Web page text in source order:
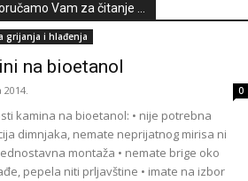
Vam za čitanje ...
grijanja i hlađenja
na bioetanol
2014. 0
kamina na bioetanol: • nije potrebna
dimnjaka, nemate neprijatnog mirisa ni
montaža • nemate brige oko
pepela niti prljavštine • imate na izbor